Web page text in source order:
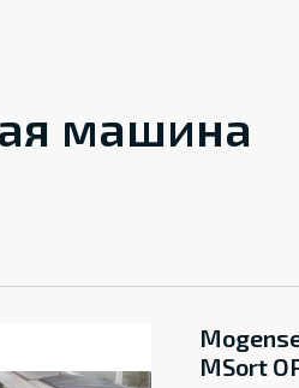
машина
MSort